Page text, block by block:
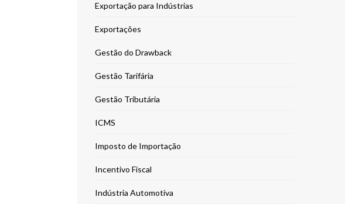
Exportação para Indústrias
Exportações
Gestão do Drawback
Gestão Tarifária
Gestão Tributária
ICMS
Imposto de Importação
Incentivo Fiscal
Indústria Automotiva